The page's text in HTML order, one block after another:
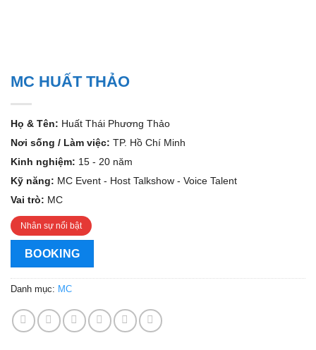
MC HUẤT THẢO
Họ & Tên: Huất Thái Phương Thảo
Nơi sống / Làm việc: TP. Hồ Chí Minh
Kinh nghiệm: 15 - 20 năm
Kỹ năng: MC Event - Host Talkshow - Voice Talent
Vai trò: MC
Nhân sự nổi bật
BOOKING
Danh mục: MC